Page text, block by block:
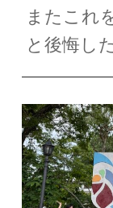
またこれ
と後悔し